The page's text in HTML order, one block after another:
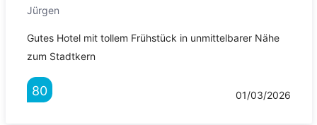
Jürgen
Gutes Hotel mit tollem Frühstück in unmittelbarer Nähe
zum Stadtkern
80 01/03/2026